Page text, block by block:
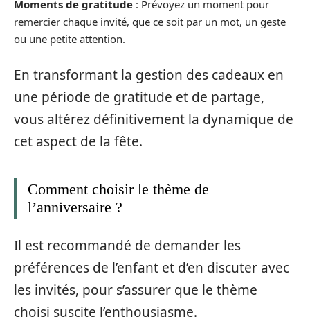
Moments de gratitude : Prévoyez un moment pour
remercier chaque invité, que ce soit par un mot, un geste
ou une petite attention.
En transformant la gestion des cadeaux en
une période de gratitude et de partage,
vous altérez définitivement la dynamique de
cet aspect de la fête.
Comment choisir le thème de
l’anniversaire ?
Il est recommandé de demander les
préférences de l’enfant et d’en discuter avec
les invités, pour s’assurer que le thème
choisi suscite l’enthousiasme.